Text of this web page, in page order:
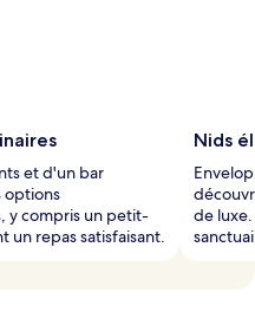
v
et d'un bar
options
y compris un petit-
un repas satisfaisant.
Nids
de